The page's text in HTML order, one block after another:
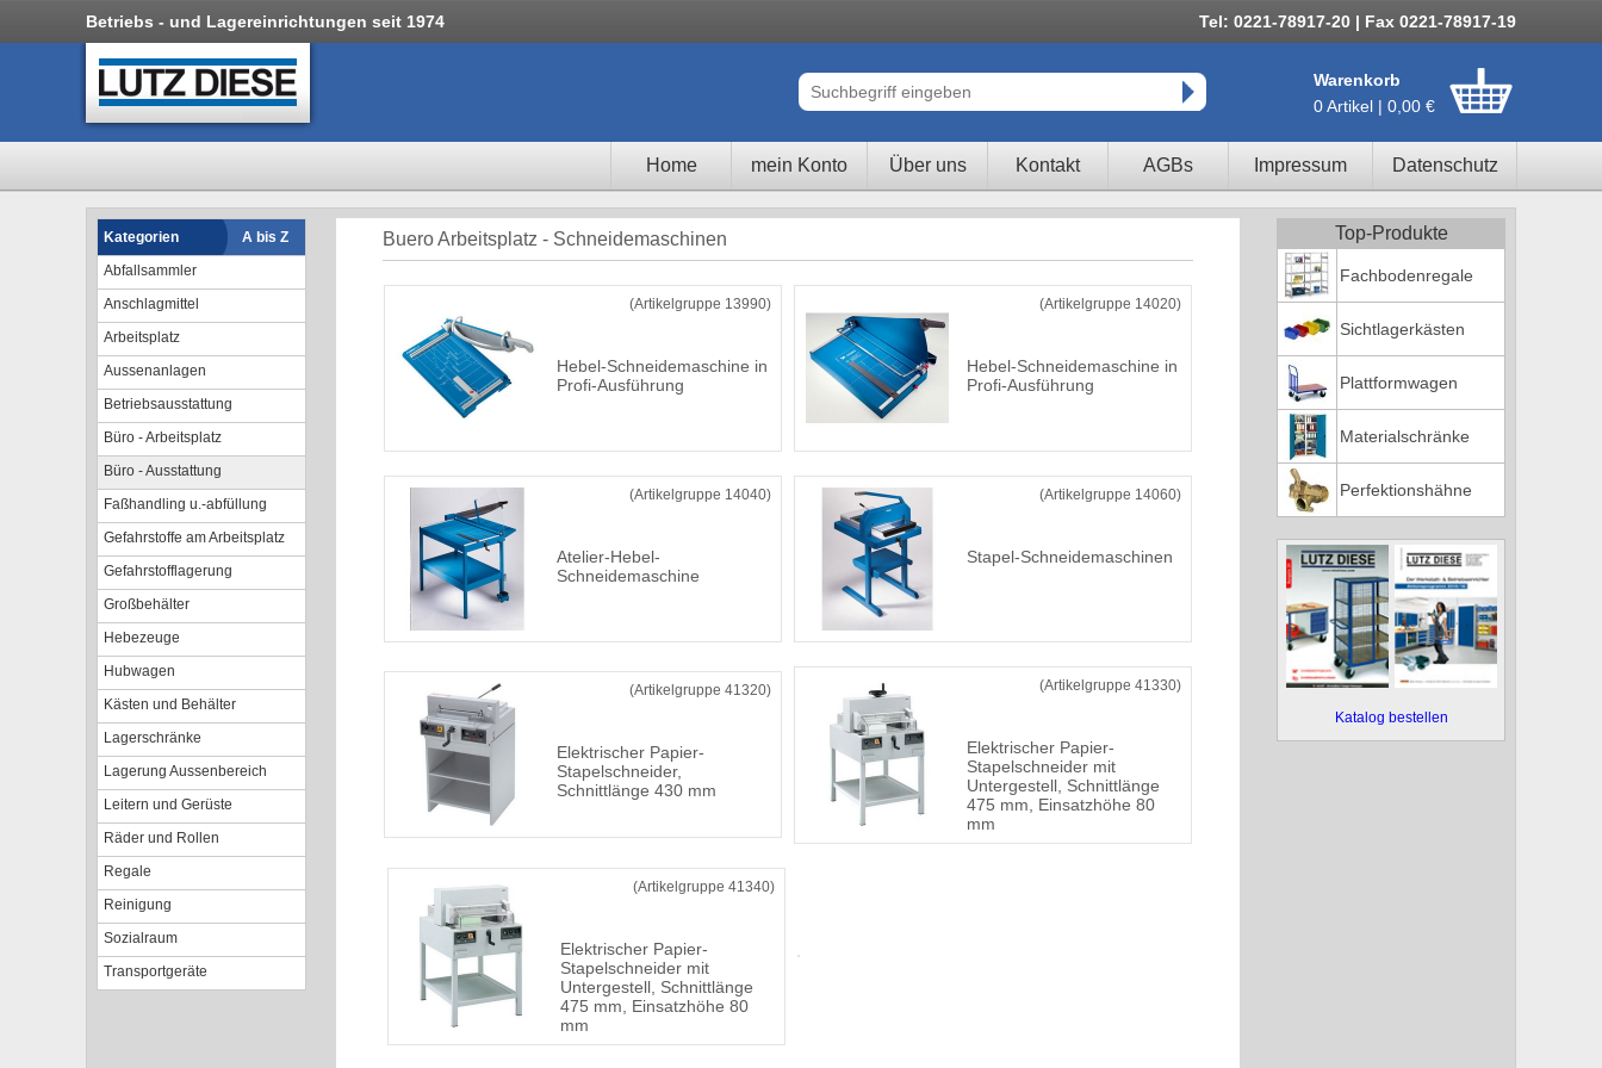
Betriebs - und Lagereinrichtungen seit 1974 Tel: 0221-78917-20 | Fax 0221-78917-19
Warenkorb
0 Artikel | 0,00 €
Home mein Konto Über uns Kontakt AGBs Impressum Datenschutz
Kategorien
A bis Z
Abfallsammler
Anschlagmittel
Arbeitsplatz
Aussenanlagen
Betriebsausstattung
Büro - Arbeitsplatz
Büro - Ausstattung
Faßhandling u.-abfüllung
Gefahrstoffe am Arbeitsplatz
Gefahrstofflagerung
Großbehälter
Hebezeuge
Hubwagen
Kästen und Behälter
Lagerschränke
Lagerung Aussenbereich
Leitern und Gerüste
Räder und Rollen
Regale
Reinigung
Sozialraum
Transportgeräte
Buero Arbeitsplatz - Schneidemaschinen
(Artikelgruppe 13990)
Hebel-Schneidemaschine in
Profi-Ausführung
(Artikelgruppe 14020)
Hebel-Schneidemaschine in
Profi-Ausführung
(Artikelgruppe 14040)
Atelier-Hebel-
Schneidemaschine
(Artikelgruppe 14060)
Stapel-Schneidemaschinen
(Artikelgruppe 41320)
Elektrischer Papier-
Stapelschneider,
Schnittlänge 430 mm
(Artikelgruppe 41330)
Elektrischer Papier-
Stapelschneider mit
Untergestell, Schnittlänge
475 mm, Einsatzhöhe 80
mm
(Artikelgruppe 41340)
Elektrischer Papier-
Stapelschneider mit
Untergestell, Schnittlänge
475 mm, Einsatzhöhe 80
mm
Top-Produkte
Fachbodenregale
Sichtlagerkästen
Plattformwagen
Materialschränke
Perfektionshähne
Katalog bestellen